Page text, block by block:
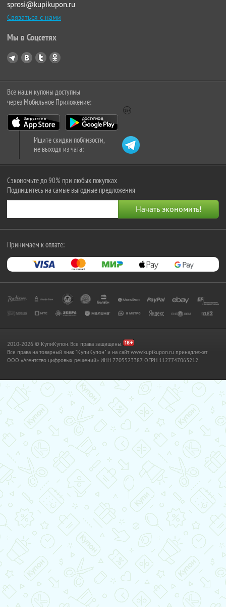
sprosi@kupikupon.ru
Связаться с нами
Мы в Соцсетях
Все наши купоны доступны
через Мобильное Приложение:
Ищите скидки поблизости,
не выходя из чата:
Сэкономьте до 90% при любых покупках
Подпишитесь на самые выгодные предложения
Принимаем к оплате:
2010-2026 © КупиКупон. Все права защищены.
Все права на товарный знак "КупиКупон" и на сайт www.kupikupon.ru принадлежат
OOO «Агентство цифровых решений» ИНН 7705523387, ОГРН 1127747063212